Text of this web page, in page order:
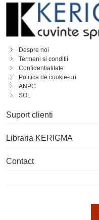
Despre noi
Termeni si conditii
Confidentialitate
Politica de cookie-uri
ANPC
SOL
Suport clienti
Libraria KERIGMA
Contact